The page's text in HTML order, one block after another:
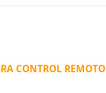
CONTROL REMOTO